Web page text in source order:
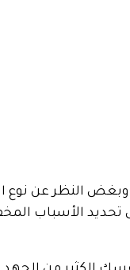
وبغض النظر عن نوع
الأسباب